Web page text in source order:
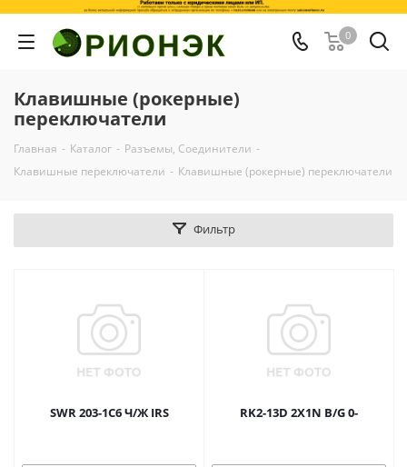
0
Клавишные (рокерные)
переключатели
Главная - Каталог - Разъемы, Соединители -
Клавишные переключатели - Клавишные (рокерные) переключатели
Фильтр
SWR 203-1C6 Ч/Ж IRS RK2-13D 2X1N B/G 0-